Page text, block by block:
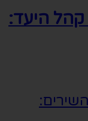
קהל היעד: